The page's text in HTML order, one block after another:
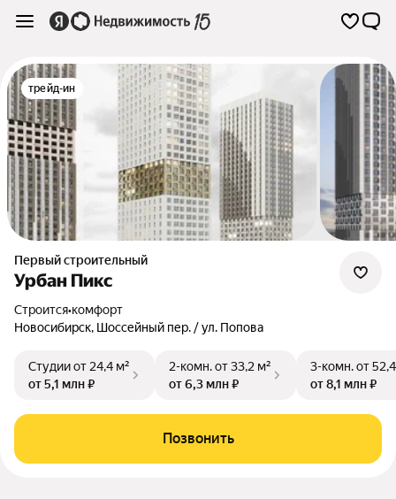
трейд-ин
Первый строительный
Урбан Пикс
Строится•комфорт
Новосибирск, Шоссейный пер. / ул. Попова
Студииот 24,4 м²
от 5,1 млн ₽
2-комн.от 33,2 м²
от 6,3 млн ₽
3-комн.от
от 8,1 млн ₽
Позвонить